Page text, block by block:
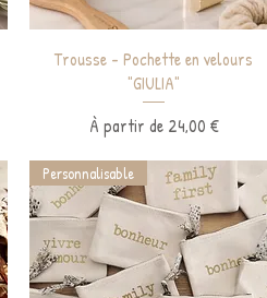
Aperçu rapide
Trousse - Pochette en velours
"GIULIA"
À partir de 24,00 €
Prix promotionnel
Personnalisable